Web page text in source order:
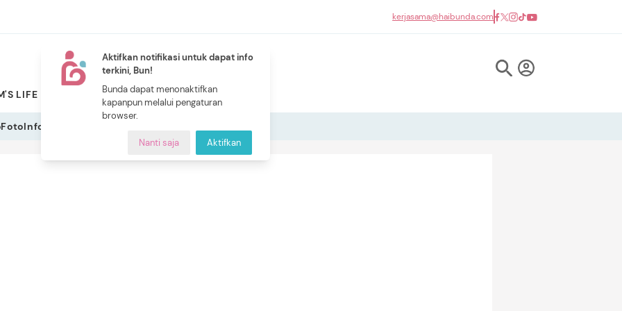
Aktifkan notifikasi untuk dapat info
terkini, Bun!
Bunda dapat menonaktifkan
kapanpun melalui pengaturan
browser.
Nanti saja Aktifkan
kerjasama@haibunda.com
LIFE PILIHAN BUNDA
NEW
CERITA BUNDA
FotoInfografis